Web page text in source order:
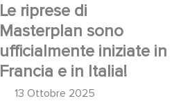
Le riprese di
Masterplan sono
ufficialmente iniziate in
Francia e in Italia!
13 Ottobre 2025